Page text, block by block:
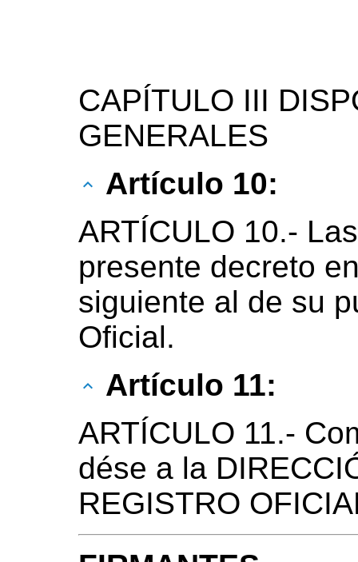
CAPÍTULO III
GENERALES
Artículo 10:
ARTÍCULO 10.-
presente decreto
siguiente al de su
Oficial.
Artículo 11:
ARTÍCULO 11.-
dése a la
REGISTRO